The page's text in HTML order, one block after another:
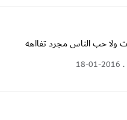
ولا حب الناس مجرد تفااهه
.
18-01-2016